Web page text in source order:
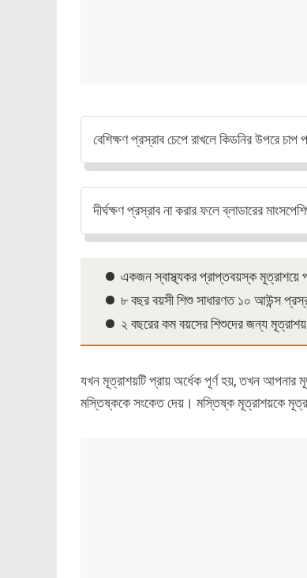
বেশিক্ষণ প্রস্রাব চেপে রাখলে কিডনির উপরে
দীর্ঘক্ষণ প্রস্রাব না করার ফলে ব্লাডারের
একজন স্বাস্থ্যকর প্রাপ্তবয়স্ক মূত্রাশয়ে
৮ বছর বয়সী শিশু সাধারণত ১০ আউন্স
২ বছরের কম বয়সের শিশুদের জন্য
যখন মূত্রাশয়টি প্রায় অর্ধেক পূর্ণ হয়, তখন
মস্তিষ্ককে সংকেত দেয়। মস্তিষ্ক মূত্রাশয়কে মূত্র